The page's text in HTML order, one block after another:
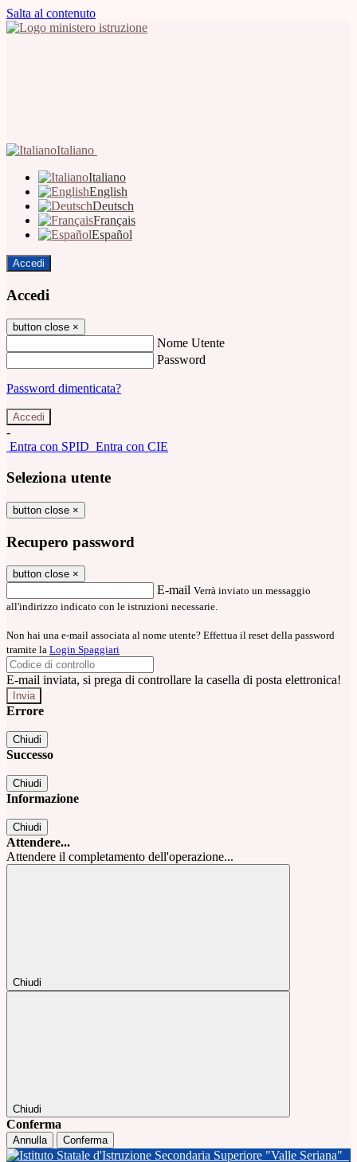
Salta al contenuto
Italiano
Italiano
English
Deutsch
Français
Español
Accedi
Accedi
button close ×
Nome Utente
Password
Password dimenticata?
-
Entra con SPID Entra con CIE
Seleziona utente
button close ×
Recupero password
button close ×
E-mail Verrà inviato un messaggio
all'indirizzo indicato con le istruzioni necessarie.
Non hai una e-mail associata al nome utente? Effettua il reset della password
tramite la Login Spaggiari
E-mail inviata, si prega di controllare la casella di posta elettronica!
Errore
Chiudi
Successo
Chiudi
Informazione
Chiudi
Attendere...
Attendere il completamento dell'operazione...
Chiudi
Chiudi
Conferma
Annulla Conferma